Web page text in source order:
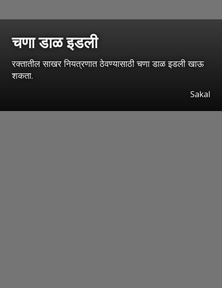
चणा डाळ इडली
रक्तातील साखर नियत्रणात ठेवण्यासाठी चणा डाळ इडली खाऊ
शकता.
Sakal